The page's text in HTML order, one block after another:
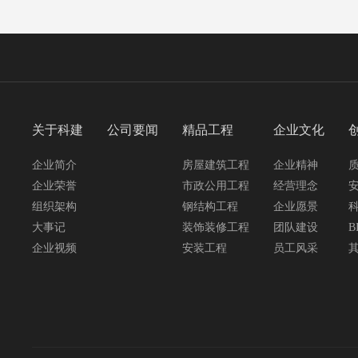
关于科建
企业简介
企业荣誉
组织架构
大事记
企业视频
公司要闻 精品工程
房屋建筑工程
市政公用工程
钢结构工程
装饰装修工程
安装工程
企业文化
企业精神
经营理念
企业愿景
团队建设
员工风采